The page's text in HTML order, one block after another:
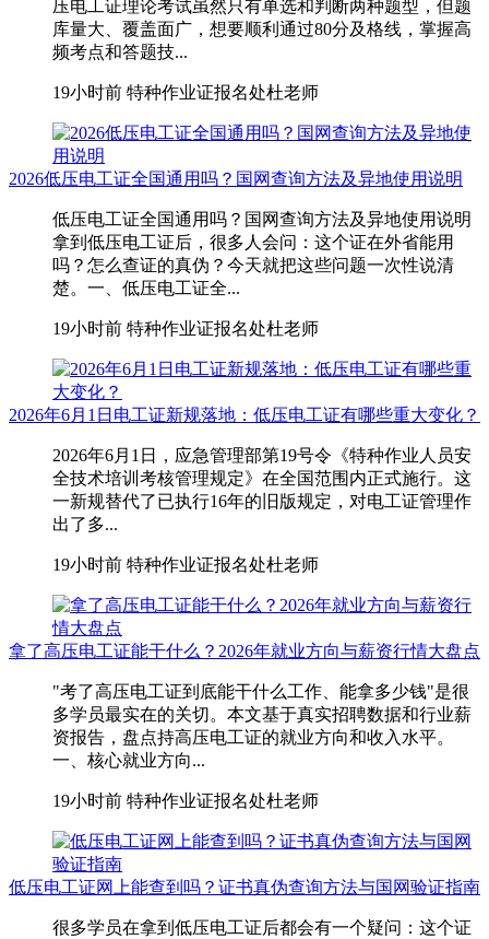
压电工证理论考试虽然只有单选和判断两种题型，但题
库量大、覆盖面广，想要顺利通过80分及格线，掌握高
频考点和答题技...
19小时前 特种作业证报名处杜老师
2026低压电工证全国通用吗？国网查询方法及异地使用说明
低压电工证全国通用吗？国网查询方法及异地使用说明
拿到低压电工证后，很多人会问：这个证在外省能用
吗？怎么查证的真伪？今天就把这些问题一次性说清
楚。一、低压电工证全...
19小时前 特种作业证报名处杜老师
2026年6月1日电工证新规落地：低压电工证有哪些重大变化？
2026年6月1日，应急管理部第19号令《特种作业人员安
全技术培训考核管理规定》在全国范围内正式施行。这
一新规替代了已执行16年的旧版规定，对电工证管理作
出了多...
19小时前 特种作业证报名处杜老师
拿了高压电工证能干什么？2026年就业方向与薪资行情大盘点
"考了高压电工证到底能干什么工作、能拿多少钱"是很
多学员最实在的关切。本文基于真实招聘数据和行业薪
资报告，盘点持高压电工证的就业方向和收入水平。
一、核心就业方向...
19小时前 特种作业证报名处杜老师
低压电工证网上能查到吗？证书真伪查询方法与国网验证指南
很多学员在拿到低压电工证后都会有一个疑问：这个证